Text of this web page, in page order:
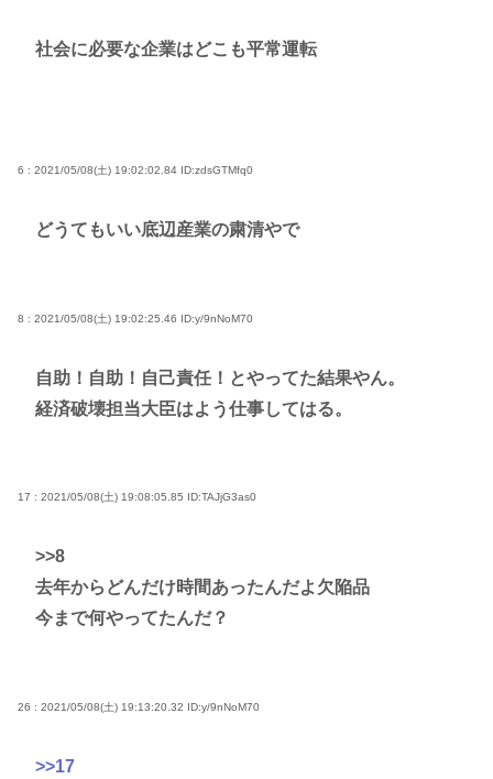
社会に必要な企業はどこも平常運転
6 : 2021/05/08(土) 19:02:02.84 ID:zdsGTMfq0
どうてもいい底辺産業の粛清やで
8 : 2021/05/08(土) 19:02:25.46 ID:y/9nNoM70
自助！自助！自己責任！とやってた結果やん。
経済破壊担当大臣はよう仕事してはる。
17 : 2021/05/08(土) 19:08:05.85 ID:TAJjG3as0
>>8
去年からどんだけ時間あったんだよ欠陥品
今まで何やってたんだ？
26 : 2021/05/08(土) 19:13:20.32 ID:y/9nNoM70
>>17